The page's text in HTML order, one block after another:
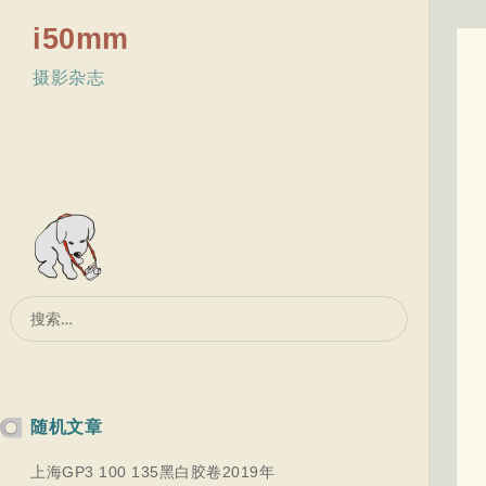
i50mm
摄影杂志
搜
索：
随机文章
上海GP3 100 135黑白胶卷2019年